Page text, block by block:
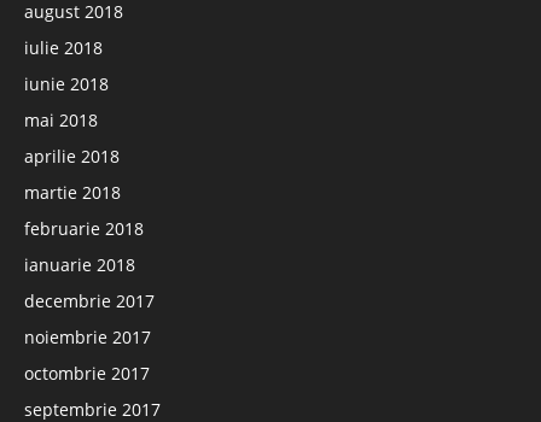
august 2018
iulie 2018
iunie 2018
mai 2018
aprilie 2018
martie 2018
februarie 2018
ianuarie 2018
decembrie 2017
noiembrie 2017
octombrie 2017
septembrie 2017